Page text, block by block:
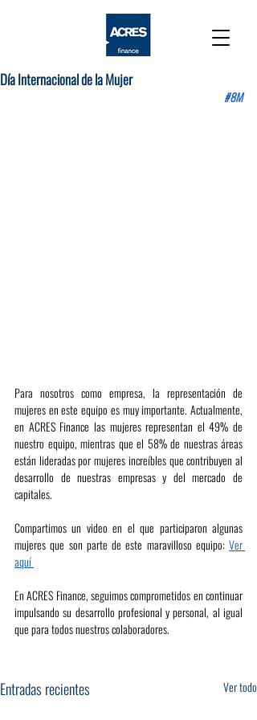
Día Internacional de la Mujer
#8M
Para nosotros como empresa, la representación de
mujeres en este equipo es muy importante. Actualmente,
en ACRES Finance las mujeres representan el 49% de
nuestro equipo, mientras que el 58% de nuestras áreas
están lideradas por mujeres increíbles que contribuyen al
desarrollo de nuestras empresas y del mercado de
capitales.
Compartimos un video en el que participaron algunas
mujeres que son parte de este maravilloso equipo: Ver
aquí
En ACRES Finance, seguimos comprometidos en continuar
impulsando su desarrollo profesional y personal, al igual
que para todos nuestros colaboradores.
Entradas recientes Ver todo